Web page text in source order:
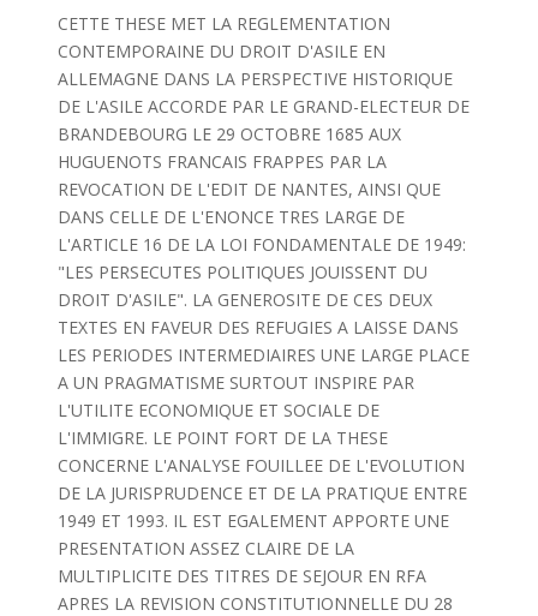
CETTE THESE MET LA REGLEMENTATION
CONTEMPORAINE DU DROIT D'ASILE EN
ALLEMAGNE DANS LA PERSPECTIVE HISTORIQUE
DE L'ASILE ACCORDE PAR LE GRAND-ELECTEUR DE
BRANDEBOURG LE 29 OCTOBRE 1685 AUX
HUGUENOTS FRANCAIS FRAPPES PAR LA
REVOCATION DE L'EDIT DE NANTES, AINSI QUE
DANS CELLE DE L'ENONCE TRES LARGE DE
L'ARTICLE 16 DE LA LOI FONDAMENTALE DE 1949:
"LES PERSECUTES POLITIQUES JOUISSENT DU
DROIT D'ASILE". LA GENEROSITE DE CES DEUX
TEXTES EN FAVEUR DES REFUGIES A LAISSE DANS
LES PERIODES INTERMEDIAIRES UNE LARGE PLACE
A UN PRAGMATISME SURTOUT INSPIRE PAR
L'UTILITE ECONOMIQUE ET SOCIALE DE
L'IMMIGRE. LE POINT FORT DE LA THESE
CONCERNE L'ANALYSE FOUILLEE DE L'EVOLUTION
DE LA JURISPRUDENCE ET DE LA PRATIQUE ENTRE
1949 ET 1993. IL EST EGALEMENT APPORTE UNE
PRESENTATION ASSEZ CLAIRE DE LA
MULTIPLICITE DES TITRES DE SEJOUR EN RFA
APRES LA REVISION CONSTITUTIONNELLE DU 28